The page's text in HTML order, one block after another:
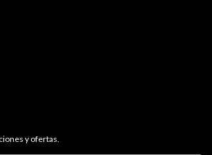
y ofertas.